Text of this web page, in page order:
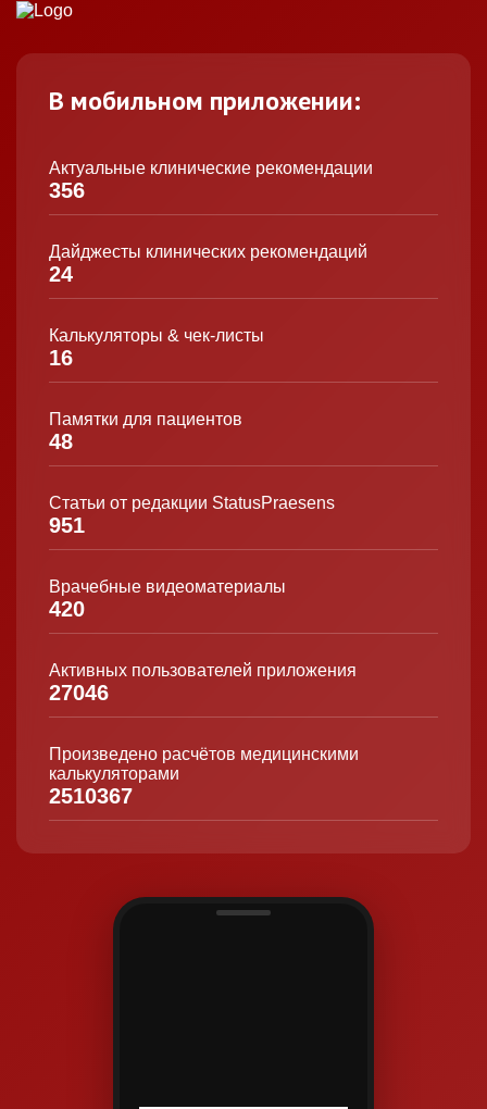
В мобильном приложении:
Актуальные клинические рекомендации
356
Дайджесты клинических рекомендаций
24
Калькуляторы & чек-листы
16
Памятки для пациентов
48
Статьи от редакции StatusPraesens
951
Врачебные видеоматериалы
420
Активных пользователей приложения
27046
Произведено расчётов медицинскими
калькуляторами
2510367